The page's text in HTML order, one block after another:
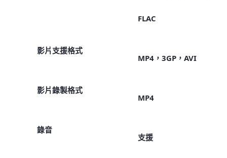
FLAC
影片支援格式
MP4，3GP，AVI
影片錄製格式
MP4
錄音
支援